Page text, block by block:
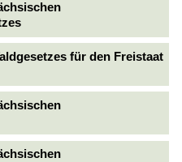
für den Freistaat